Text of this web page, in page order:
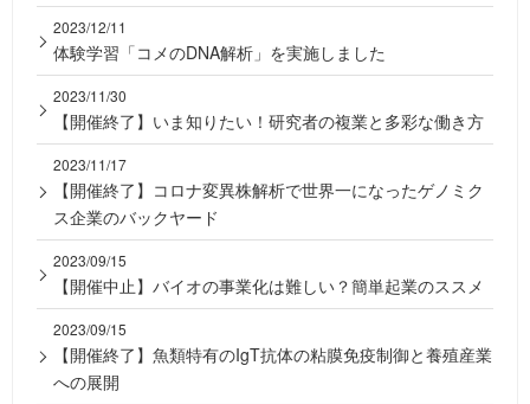
2023/12/11
体験学習「コメのDNA解析」を実施しました
2023/11/30
【開催終了】いま知りたい！研究者の複業と多彩な働き方
2023/11/17
【開催終了】コロナ変異株解析で世界一になったゲノミク
ス企業のバックヤード
2023/09/15
【開催中止】バイオの事業化は難しい？簡単起業のススメ
2023/09/15
【開催終了】魚類特有のIgT抗体の粘膜免疫制御と養殖産業
への展開